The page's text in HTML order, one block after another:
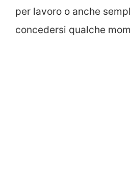
per lavoro o anche
concedersi qualche